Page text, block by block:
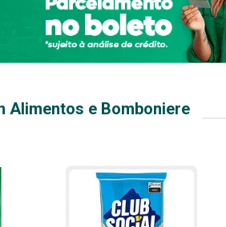
Alimentos e Bomboniere